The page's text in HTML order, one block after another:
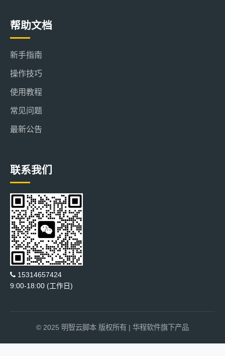
帮助文档
新手指南
操作技巧
使用教程
常见问题
最新公告
联系我们
15314657424
9:00-18:00 (工作日)
© 2025 明智云脚本 版权所有 | 华程软件旗下产品